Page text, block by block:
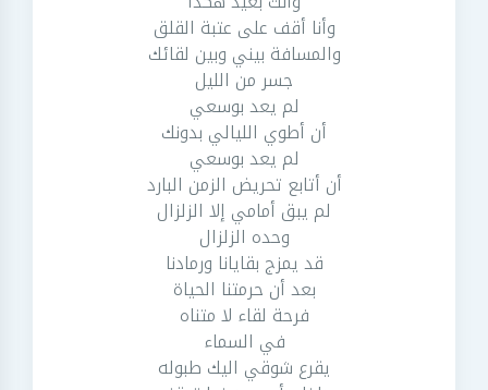
وأنا أقف على عتبة القلق
والمسافة بيني وبين لقائك
جسر من الليل
لم يعد بوسعي
أن أطوي الليالي بدونك
لم يعد بوسعي
أن أتابع تحريض الزمن البارد
لم يبق أمامي إلا الزلزال
وحده الزلزال
قد يمزج بقايانا ورمادنا
بعد أن حرمتنا الحياة
فرحة لقاء لا متناه
في السماء
يقرع شوقي اليك طبوله